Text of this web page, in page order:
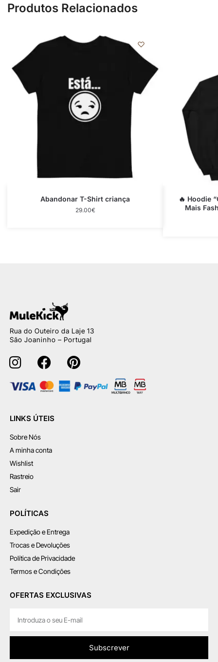
Produtos Relacionados
Abandonar T-Shirt criança
29.00€
🔥 Hoodie
Mais
Rua do Outeiro da Laje 13
São Joaninho – Portugal
LINKS ÚTEIS
Sobre Nós
A minha conta
Wishlist
Rastreio
Sair
POLÍTICAS
Expedição e Entrega
Trocas e Devoluções
Política de Privacidade
Termos e Condições
OFERTAS EXCLUSIVAS
Subscrever